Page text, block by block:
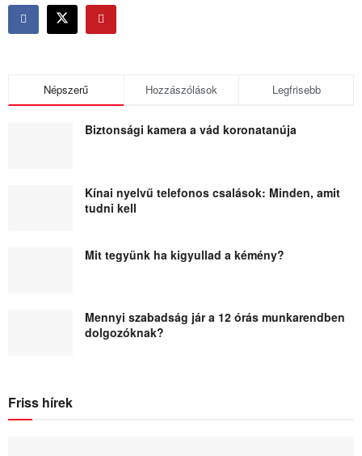
Népszerű Hozzászólások Legfrisebb
Biztonsági kamera a vád koronatanúja
Kínai nyelvű telefonos csalások: Minden, amit
tudni kell
Mit tegyünk ha kigyullad a kémény?
Mennyi szabadság jár a 12 órás munkarendben
dolgozóknak?
Friss hírek